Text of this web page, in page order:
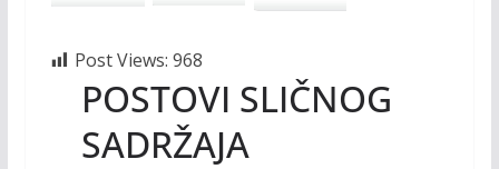
Post Views: 968
POSTOVI SLIČNOG
SADRŽAJA